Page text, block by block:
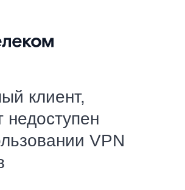
клиент,
недоступен
VPN